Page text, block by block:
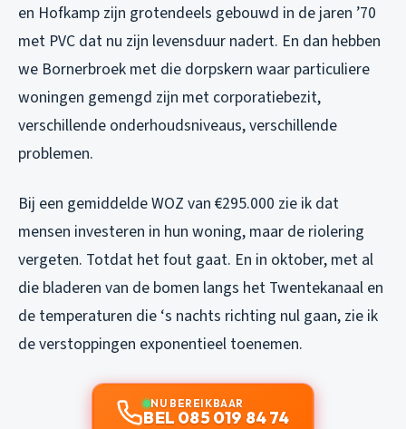
en Hofkamp zijn grotendeels gebouwd in de jaren ’70
met PVC dat nu zijn levensduur nadert. En dan hebben
we Bornerbroek met die dorpskern waar particuliere
woningen gemengd zijn met corporatiebezit,
verschillende onderhoudsniveaus, verschillende
problemen.
Bij een gemiddelde WOZ van €295.000 zie ik dat
mensen investeren in hun woning, maar de riolering
vergeten. Totdat het fout gaat. En in oktober, met al
die bladeren van de bomen langs het Twentekanaal en
de temperaturen die ‘s nachts richting nul gaan, zie ik
de verstoppingen exponentieel toenemen.
NU BEREIKBAAR
BEL 085 019 84 74